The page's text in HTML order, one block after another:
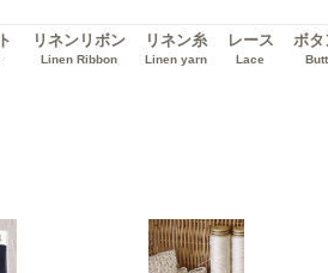
リネンリボン
Linen Ribbon
リネン糸
Linen yarn
レース
Lace
ボタ